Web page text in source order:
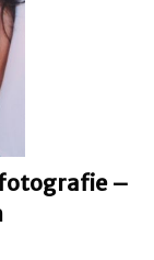
fotografie –